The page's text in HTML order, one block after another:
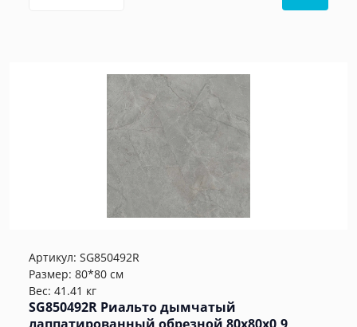
Артикул: SG850492R
Размер: 80*80 см
Вес: 41.41 кг
SG850492R Риальто дымчатый